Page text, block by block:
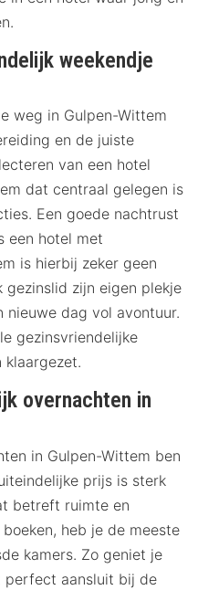
weekendje
weg in Gulpen-Wittem
en de juiste
van een hotel
dat centraal gelegen is
Een goede nachtrust
een hotel met
is hierbij zeker geen
gezinslid zijn eigen plekje
nieuwe dag vol avontuur.
gezinsvriendelijke
overnachten in
in Gulpen-Wittem ben
prijs is sterk
betreft ruimte en
heb je de meeste
kamers. Zo geniet je
perfect aansluit bij de